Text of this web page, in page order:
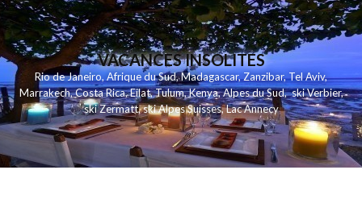
VACANCES INSOLITES
Rio de Janeiro,Afrique du Sud,Madagascar,Zanzibar,Tel Aviv,
Marrakech,Costa Rica,Eilat,Tulum,Kenya,Alpes du Sud,ski Verbier,
ski Zermatt,ski Alpes Suisses,Lac Annecy